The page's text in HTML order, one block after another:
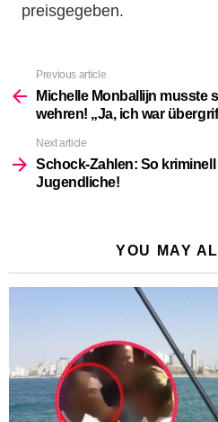
preisgegeben.
more
Previous article
Michelle Monballijn musste
wehren! „Ja, ich war
Next article
Schock-Zahlen: So
Jugendliche!
YOU MAY